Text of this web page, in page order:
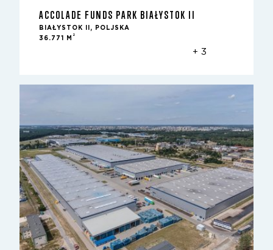
ACCOLADE FUNDS PARK BIAŁYSTOK II
BIAŁYSTOK II, POLJSKA
36.771 M
2
+ 3